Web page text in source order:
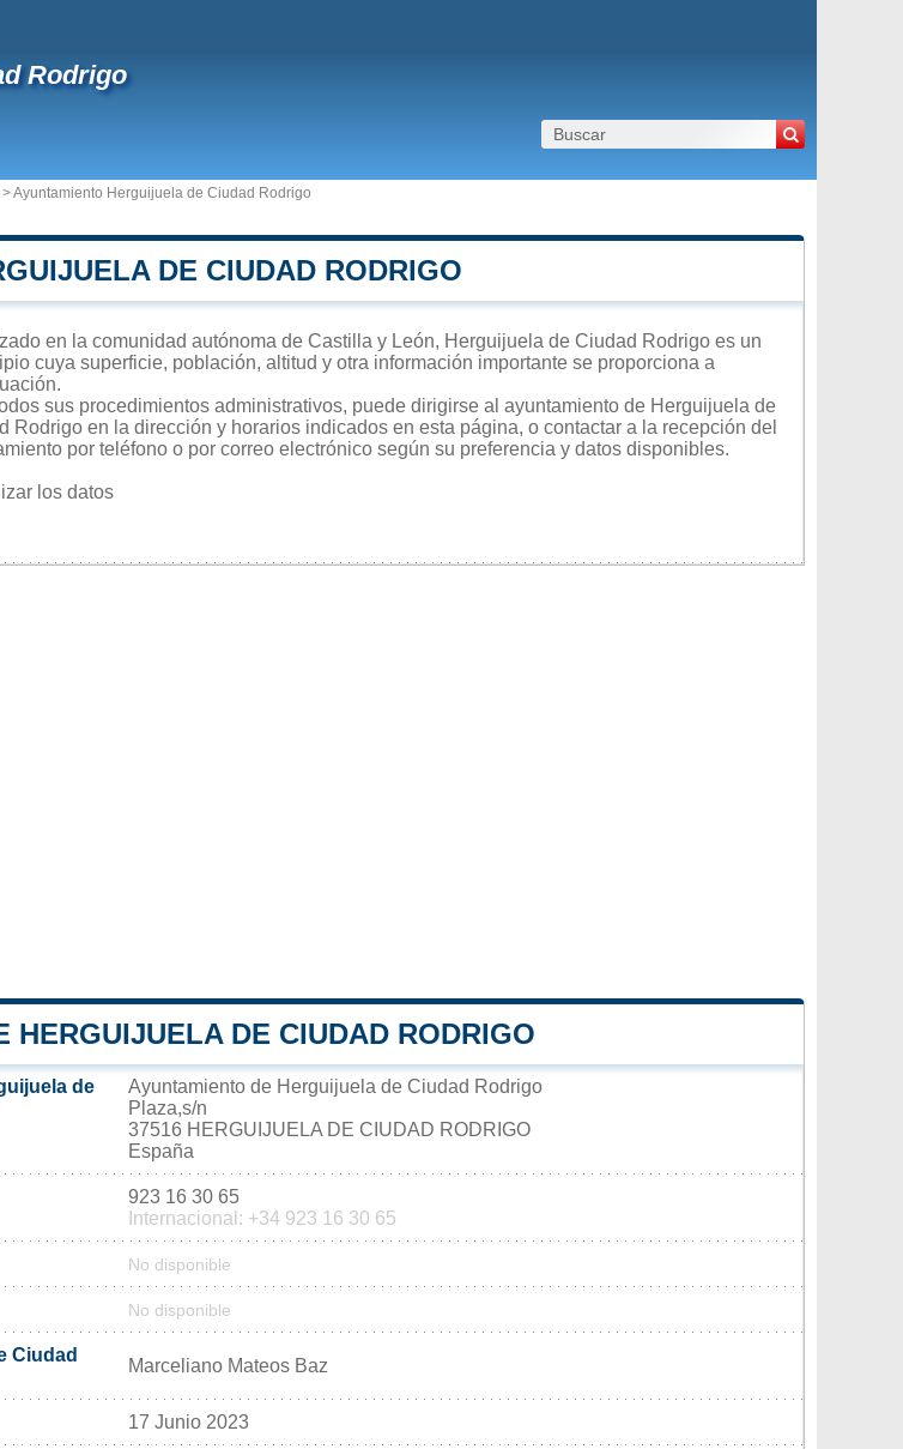
Rodrigo
>Ayuntamiento Herguijuela de Ciudad Rodrigo
DE CIUDAD RODRIGO
en la comunidad autónoma de Castilla y León, Herguijuela de Ciudad Rodrigo es un
cuya superficie, población, altitud y otra información importante se proporciona a
sus procedimientos administrativos, puede dirigirse al ayuntamiento de Herguijuela de
Rodrigo en la dirección y horarios indicados en esta página, o contactar a la recepción del
por teléfono o por correo electrónico según su preferencia y datos disponibles.
los datos
HERGUIJUELA DE CIUDAD RODRIGO
de
Ayuntamiento de Herguijuela de Ciudad Rodrigo
Plaza,s/n
37516 HERGUIJUELA DE CIUDAD RODRIGO
España
923 16 30 65
Internacional: +34 923 16 30 65
No disponible
No disponible
Ciudad
Marceliano Mateos Baz
17 Junio 2023